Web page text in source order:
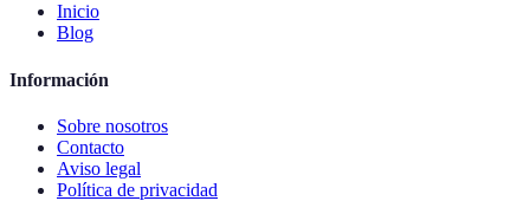
Inicio
Blog
Información
Sobre nosotros
Contacto
Aviso legal
Política de privacidad